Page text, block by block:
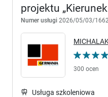
projektu
Numer usługi 2026/05/03/
300 ocen
Usługa szkoleniowa